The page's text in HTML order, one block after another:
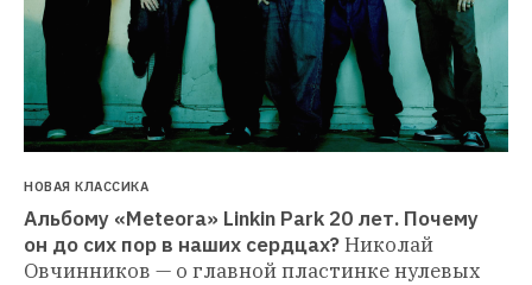
НОВАЯ КЛАССИКА
Альбому «Meteora» Linkin Park 20 лет. Почему
он до сих пор в наших сердцах?Николай
Овчинников — о главной пластинке нулевых